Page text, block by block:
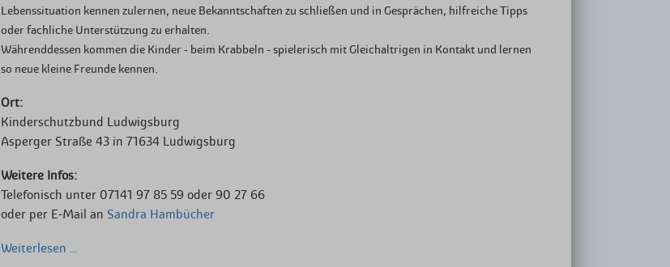
Lebenssituation kennen zulernen, neue Bekanntschaften zu schließen und in Gesprächen, hilfreiche Tipps
oder fachliche Unterstützung zu erhalten.
Währenddessen kommen die Kinder - beim Krabbeln - spielerisch mit Gleichaltrigen in Kontakt und lernen
so neue kleine Freunde kennen.
Ort:
Kinderschutzbund Ludwigsburg
Asperger Straße 43 in 71634 Ludwigsburg
Weitere Infos:
Telefonisch unter 07141 97 85 59 oder 90 27 66
oder per E-Mail an Sandra Hambücher
Weiterlesen …